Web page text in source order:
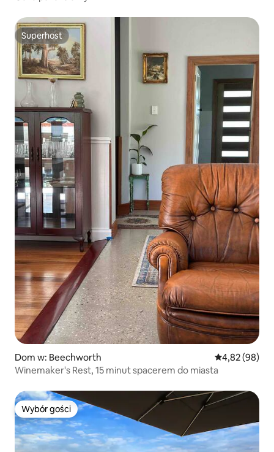
Superhost
Superhost
Dom w: Beechworth Średnia
4,82 (98)
Winemaker's Rest, 15 minut spacerem do miasta
Wybór gości
Wybór gości